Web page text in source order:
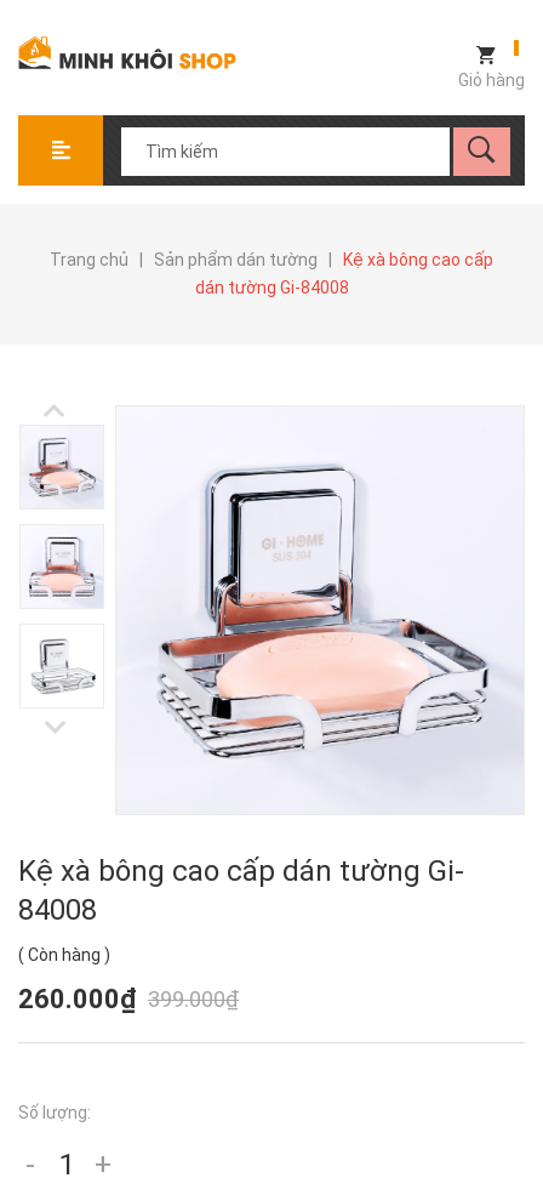
Giỏ hàng
Trang chủ Sản phẩm dán tường
Kệ xà bông cao cấp
dán tường Gi-84008
Kệ xà bông cao cấp dán tường Gi-
84008
( Còn hàng )
260.000₫ 399.000₫
Số lượng:
- +